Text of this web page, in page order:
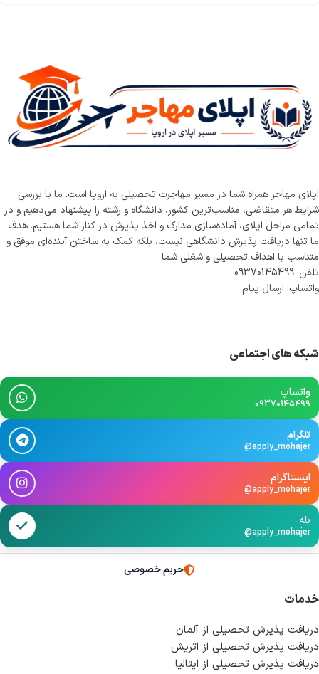
اپلای مهاجر همراه شما در مسیر مهاجرت تحصیلی به اروپا است. ما با بررسی
شرایط هر متقاضی، مناسب‌ترین کشور، دانشگاه و رشته را پیشنهاد می‌دهیم و در
تمامی مراحل اپلای، آماده‌سازی مدارک و اخذ پذیرش در کنار شما هستیم. هدف
ما تنها دریافت پذیرش دانشگاهی نیست، بلکه کمک به ساختن آینده‌ای موفق و
متناسب با اهداف تحصیلی و شغلی شما
تلفن: 09370145499
واتساپ: ارسال پیام
شبکه های اجتماعی
واتساپ
09370145499
تلگرام
@apply_mohajer
اینستاگرام
@apply_mohajer
بله
@apply_mohajer
حریم خصوصی
خدمات
دریافت پذیرش تحصیلی از آلمان
دریافت پذیرش تحصیلی از اتریش
دریافت پذیرش تحصیلی از ایتالیا